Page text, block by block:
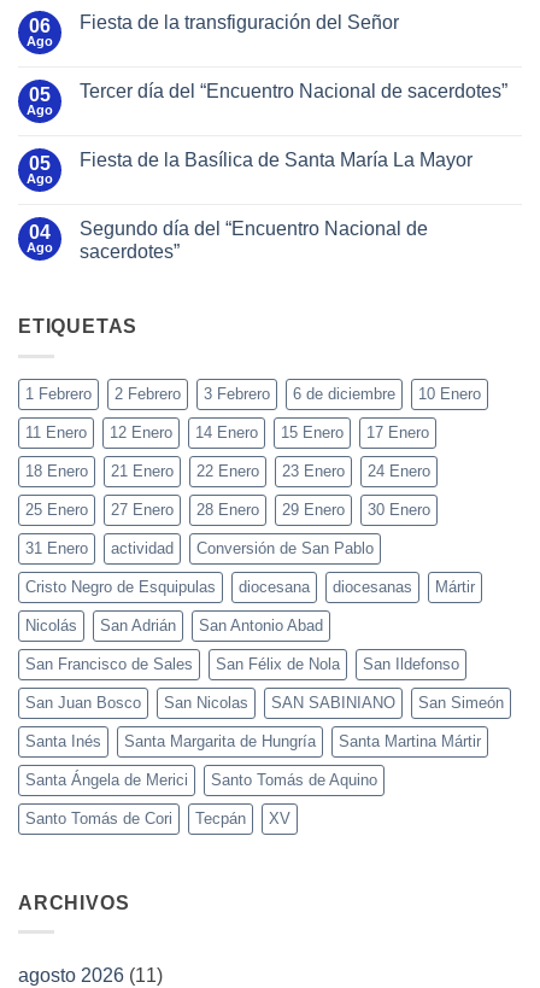
06
Ago
Fiesta de la transfiguración del Señor
05
Ago
Tercer día del “Encuentro Nacional de sacerdotes”
05
Ago
Fiesta de la Basílica de Santa María La Mayor
04
Ago
Segundo día del “Encuentro Nacional de
sacerdotes”
ETIQUETAS
1 Febrero 2 Febrero 3 Febrero 6 de diciembre 10 Enero
11 Enero 12 Enero 14 Enero 15 Enero 17 Enero
18 Enero 21 Enero 22 Enero 23 Enero 24 Enero
25 Enero 27 Enero 28 Enero 29 Enero 30 Enero
31 Enero actividad Conversión de San Pablo
Cristo Negro de Esquipulas diocesana diocesanas Mártir
Nicolás San Adrián San Antonio Abad
San Francisco de Sales San Félix de Nola San Ildefonso
San Juan Bosco San Nicolas SAN SABINIANO San Simeón
Santa Inés Santa Margarita de Hungría Santa Martina Mártir
Santa Ángela de Merici Santo Tomás de Aquino
Santo Tomás de Cori Tecpán XV
ARCHIVOS
agosto 2026 (11)